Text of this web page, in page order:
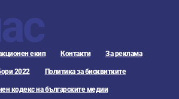
екип Контакти За реклама
2022 Политика за бисквитките
кодекс на българските медии